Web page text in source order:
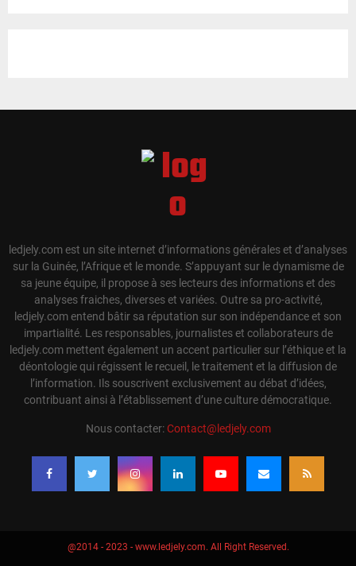
ledjely.com est un site internet d’informations générales et d’analyses
sur la Guinée, l’Afrique et le monde. S’appuyant sur le dynamisme de
sa jeune équipe, il propose à ses lecteurs des informations et des
analyses fraiches, diverses et variées. Outre sa pro-activité,
ledjely.com entend bâtir sa réputation sur son indépendance et son
impartialité. Les responsables, journalistes et collaborateurs de
ledjely.com mettent également un accent particulier sur l’éthique et la
déontologie qui régissent le recueil, le traitement et la diffusion de
l’information. Ils souscrivent exclusivement au débat d’idées,
contribuant ainsi à l’établissement d’une culture démocratique.
Nous contacter:Contact@ledjely.com
@2014 - 2023 - www.ledjely.com. All Right Reserved.